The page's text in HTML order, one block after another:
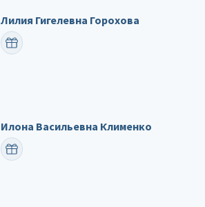
Лилия Гигелевна Горохова
ПОЗДРАВИТЬ
Илона Васильевна Клименко
ПОЗДРАВИТЬ